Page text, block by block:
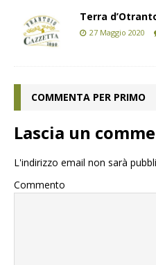
Terra
27 Maggio 2020
COMMENTA PER PRIMO
Lascia un
L'indirizzo email non sarà
Commento